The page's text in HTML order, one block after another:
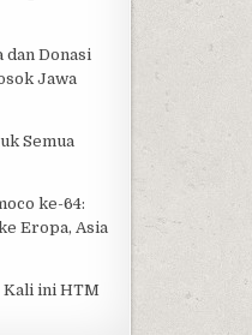
dan Donasi
Jawa
Semua
ke-64:
Eropa, Asia
Kali ini HTM